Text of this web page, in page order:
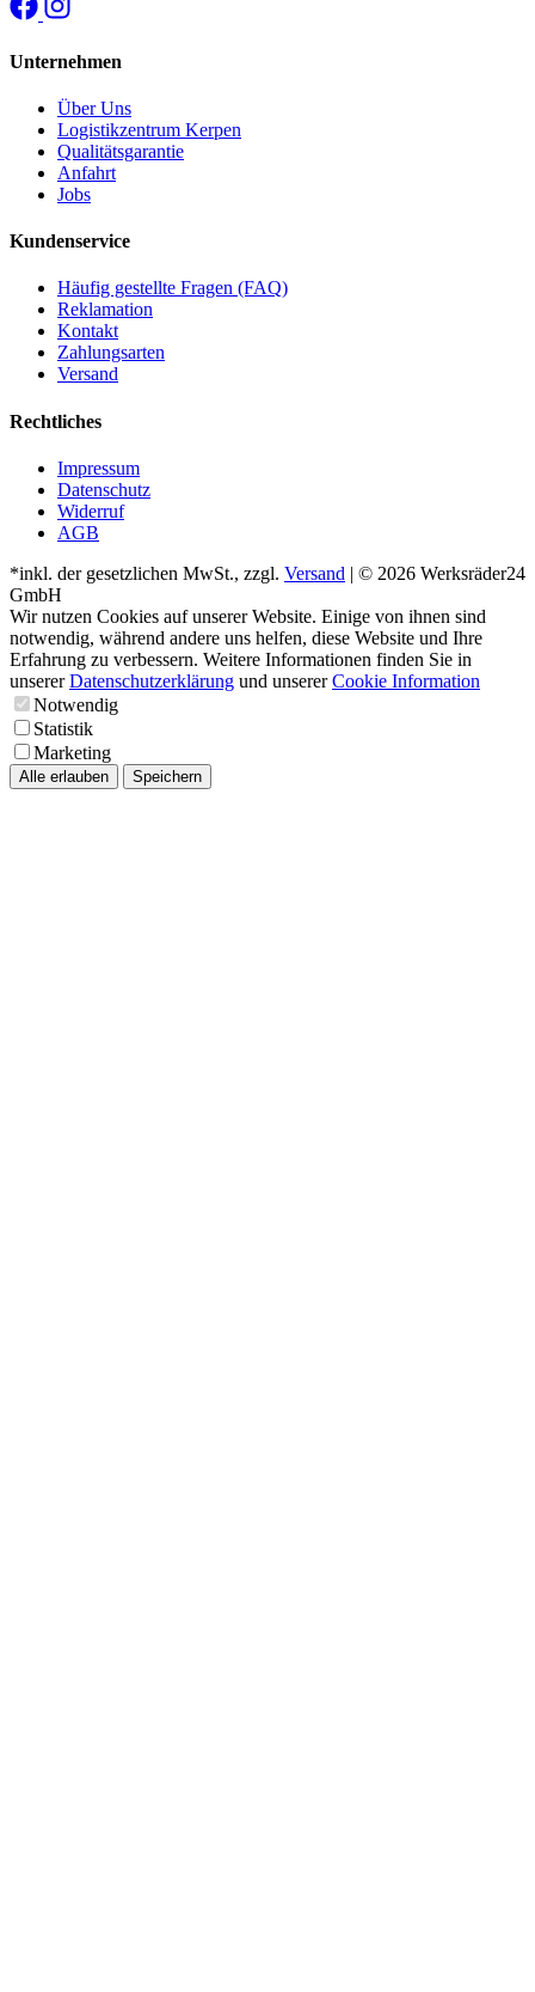
Unternehmen
Über Uns
Logistikzentrum Kerpen
Qualitätsgarantie
Anfahrt
Jobs
Kundenservice
Häufig gestellte Fragen (FAQ)
Reklamation
Kontakt
Zahlungsarten
Versand
Rechtliches
Impressum
Datenschutz
Widerruf
AGB
*inkl. der gesetzlichen MwSt., zzgl. Versand | © 2026 Werksräder24
GmbH
Wir nutzen Cookies auf unserer Website. Einige von ihnen sind
notwendig, während andere uns helfen, diese Website und Ihre
Erfahrung zu verbessern. Weitere Informationen finden Sie in
unsererDatenschutzerklärung und unsererCookie Information
Notwendig
Statistik
Marketing
Alle erlauben Speichern